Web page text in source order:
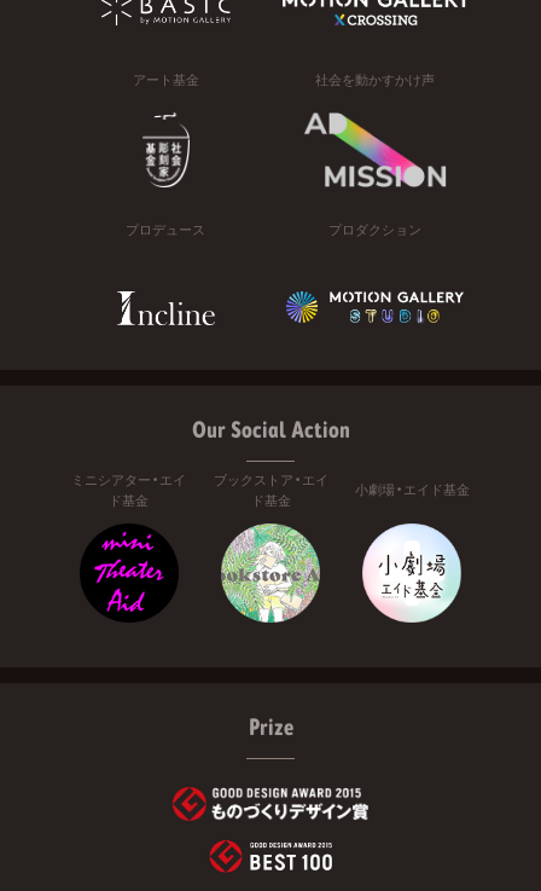
アート基金 社会を動かすかけ声
プロデュース プロダクション
Our Social Action
ミニシアター・エイ
ド基金
ブックストア・エイ
ド基金
小劇場・エイド基金
Prize